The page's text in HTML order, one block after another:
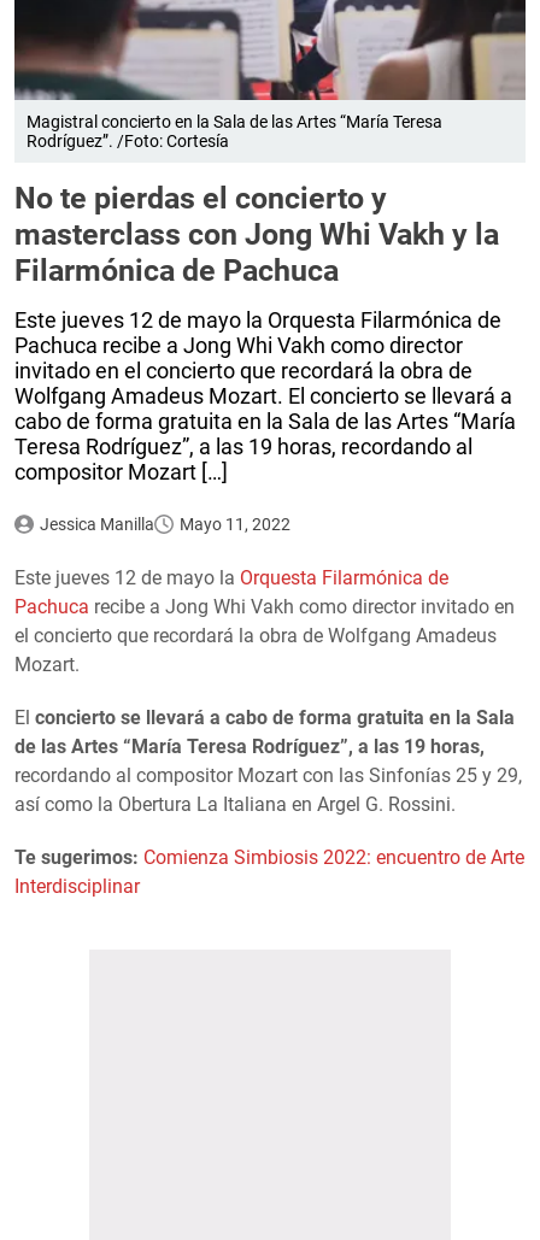
Magistral concierto en la Sala de las Artes “María Teresa
Rodríguez”. /Foto: Cortesía
No te pierdas el concierto y
masterclass con Jong Whi Vakh y la
Filarmónica de Pachuca
Este jueves 12 de mayo la Orquesta Filarmónica de
Pachuca recibe a Jong Whi Vakh como director
invitado en el concierto que recordará la obra de
Wolfgang Amadeus Mozart. El concierto se llevará a
cabo de forma gratuita en la Sala de las Artes “María
Teresa Rodríguez”, a las 19 horas, recordando al
compositor Mozart […]
Jessica Manilla Mayo 11, 2022
Este jueves 12 de mayo la Orquesta Filarmónica de
Pachuca recibe a Jong Whi Vakh como director invitado en
el concierto que recordará la obra de Wolfgang Amadeus
Mozart.
El concierto se llevará a cabo de forma gratuita en la Sala
de las Artes “María Teresa Rodríguez”, a las 19 horas,
recordando al compositor Mozart con las Sinfonías 25 y 29,
así como la Obertura La Italiana en Argel G. Rossini.
Te sugerimos: Comienza Simbiosis 2022: encuentro de Arte
Interdisciplinar